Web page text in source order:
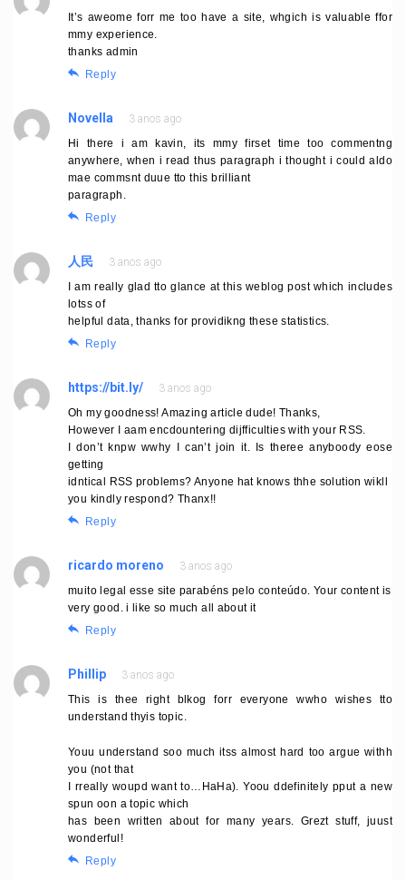
It’s aweome forr me too have a site, whgich is valuable ffor
mmy experience.
thanks admin
Reply
Novella
3 anos ago
Hi there i am kavin, its mmy firset time too commentng
anywhere, when i read thus paragraph i thought i could aldo
mae commsnt duue tto this brilliant
paragraph.
Reply
人民
3 anos ago
I am really glad tto glance at this weblog post which includes
lotss of
helpful data, thanks for providikng these statistics.
Reply
https://bit.ly/
3 anos ago
Oh my goodness! Amazing article dude! Thanks,
However I aam encdountering dijfficulties with your RSS.
I don’t knpw wwhy I can’t join it. Is theree anyboody eose
getting
idntical RSS problems? Anyone hat knows thhe solution wikll
you kindly respond? Thanx!!
Reply
ricardo moreno
3 anos ago
muito legal esse site parabéns pelo conteúdo. Your content is
very good. i like so much all about it
Reply
Phillip
3 anos ago
This is thee right blkog forr everyone wwho wishes tto
understand thyis topic.
Youu understand soo much itss almost hard too argue withh
you (not that
I rreally woupd want to…HaHa). Yoou ddefinitely pput a new
spun oon a topic which
has been written about for many years. Grezt stuff, juust
wonderful!
Reply